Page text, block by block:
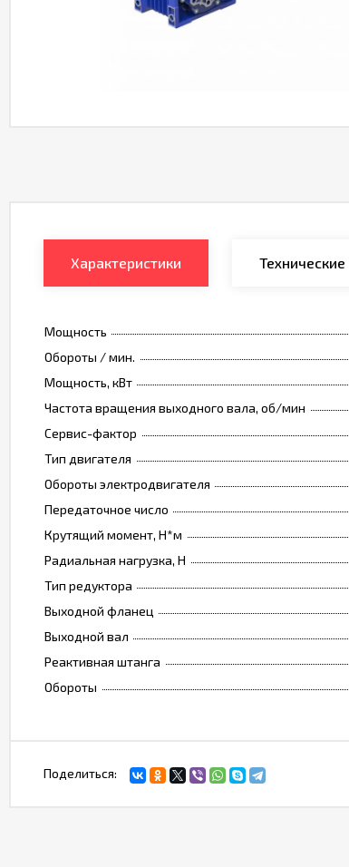
Характеристики
Мощность
Обороты / мин.
Мощность, кВт
Частота вращения выходного вала, об/мин
Сервис-фактор
Тип двигателя
Обороты электродвигателя
Передаточное число
Крутящий момент, Н*м
Радиальная нагрузка, Н
Тип редуктора
Выходной фланец
Выходной вал
Реактивная штанга
Обороты
Поделиться: